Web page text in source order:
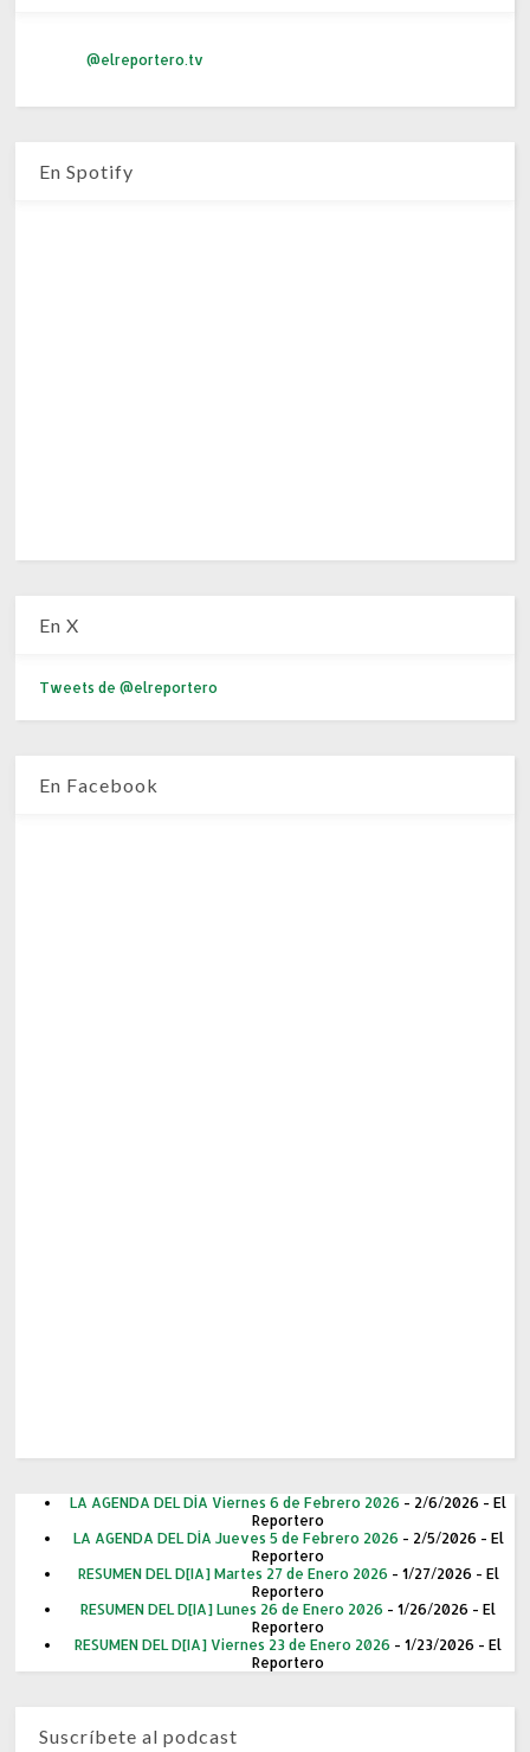
@elreportero.tv
En Spotify
En X
Tweets de @elreportero
En Facebook
LA AGENDA DEL DÍA Viernes 6 de Febrero 2026 - 2/6/2026 - El
Reportero
LA AGENDA DEL DÍA Jueves 5 de Febrero 2026 - 2/5/2026 - El
Reportero
RESUMEN DEL D[IA] Martes 27 de Enero 2026 - 1/27/2026 - El
Reportero
RESUMEN DEL D[IA] Lunes 26 de Enero 2026 - 1/26/2026 - El
Reportero
RESUMEN DEL D[IA] Viernes 23 de Enero 2026 - 1/23/2026 - El
Reportero
Suscríbete al podcast